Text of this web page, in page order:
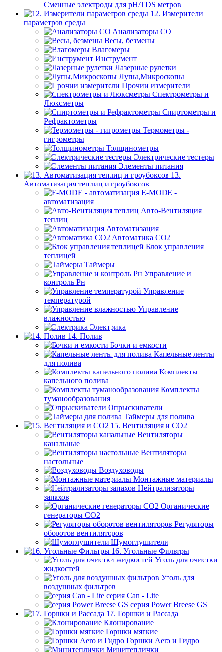
Сменные электроды для pH/TDS метров
12. Измерители
параметров среды
Анализаторы CO
Весы, безмены
Влагомеры
Инструмент
Лазерные рулетки
Лупы,Микроскопы
Прочии измерители
Спектрометры и
Люксметры
Спиртометры и
Рефрактометры
Термометры -
гигрометры
Толщинометры
Электрические тестеры
Элементы питания
13.
Автоматизация теплиц и гроубоксов
E-MODE -
автоматизация
Авто-Вентиляция
теплиц
Автоматизация
Автоматика СО2
Блок управления
теплицей
Таймеры
Управление и
контроль Рн
Управление
температурой
Управление
влажностью
Электрика
14. Полив
Бочки и емкости
Капельные ленты
для полива
Комплекты
капельного полива
Комплекты
туманообразования
Опрыскиватели
Таймеры для полива
15. Вентиляция и CO2
Вентиляторы
канальные
Вентиляторы
настольные
Воздуховоды
Монтажные материалы
Нейтрализаторы
запахов
Органические
генераторы СО2
Регуляторы
оборотов вентиляторов
Шумоглушители
16. Угольные Фильтры
Уголь для очистки
жидкостей
Уголь для
воздушных фильтров
серия Can - Lite
серия Power Breese GS
17. Горшки и Рассада
Клонирование
Горшки мягкие
Горшки Aero и Гидро
Минитеплички